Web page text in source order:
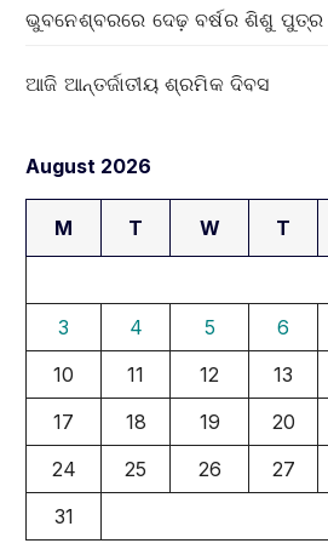
ଭୁବନେଶ୍ବରରେ ଦେଢ଼ ବର୍ଷର ଶିଶୁ
ଆଜି ଆନ୍ତର୍ଜାତୀୟ ଶ୍ରମିକ ଦିବସ
August 2026
M T W T
3
4 5 6
10
11 12 13
17
18 19 20
24
25 26 27
31